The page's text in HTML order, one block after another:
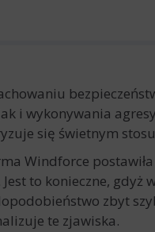
i wykonywania
się świetnym
Windforce
to konieczne, gdyż
zbyt
te zjawiska.